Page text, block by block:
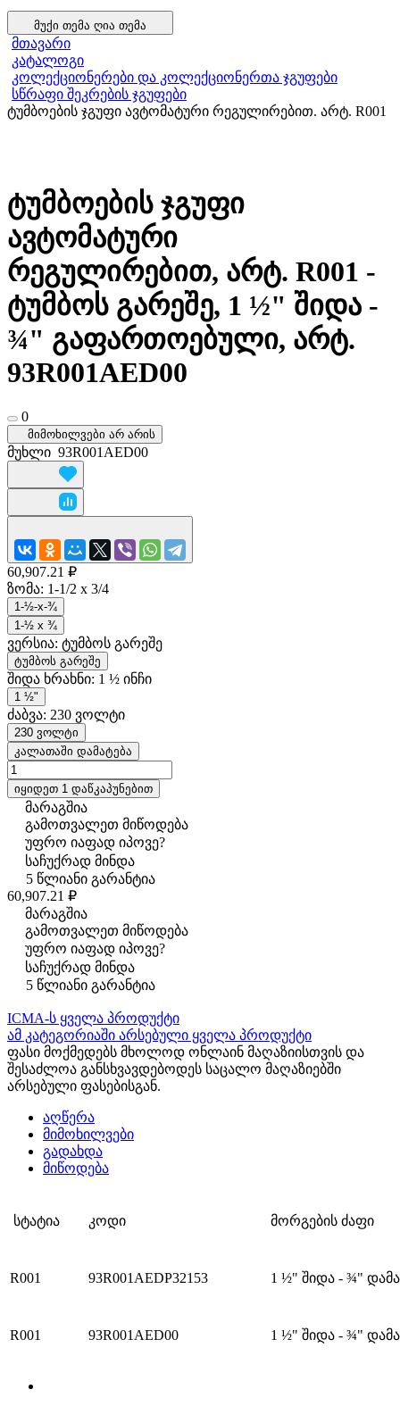
მუქი თემა ღია თემა
მთავარი
კატალოგი
კოლექციონერები და კოლექციონერთა ჯგუფები
სწრაფი შეკრების ჯგუფები
ტუმბოების ჯგუფი ავტომატური რეგულირებით. არტ. R001
ტუმბოების ჯგუფი
ავტომატური
რეგულირებით, არტ. R001 -
ტუმბოს გარეშე, 1 ½" შიდა -
¾" გაფართოებული, არტ.
93R001AED00
0
მიმოხილვები არ არის
მუხლი 93R001AED00
60,907.21 ₽
ზომა: 1-1/2 x 3/4
1-½-x-¾
1-½ x ¾
ვერსია: ტუმბოს გარეშე
ტუმბოს გარეშე
შიდა ხრახნი: 1 ½ ინჩი
1 ½"
ძაბვა: 230 ვოლტი
230 ვოლტი
კალათაში დამატება
იყიდეთ 1 დაწკაპუნებით
მარაგშია
გამოთვალეთ მიწოდება
უფრო იაფად იპოვე?
საჩუქრად მინდა
5 წლიანი გარანტია
60,907.21 ₽
მარაგშია
გამოთვალეთ მიწოდება
უფრო იაფად იპოვე?
საჩუქრად მინდა
5 წლიანი გარანტია
ICMA-ს ყველა პროდუქტი
ამ კატეგორიაში არსებული ყველა პროდუქტი
ფასი მოქმედებს მხოლოდ ონლაინ მაღაზიისთვის და
შესაძლოა განსხვავდებოდეს საცალო მაღაზიებში
არსებული ფასებისგან.
აღწერა
მიმოხილვები
გადახდა
მიწოდება
სტატია კოდი მორგების ძაფი
R001 93R001AEDP32153 1 ½" შიდა - ¾"
R001 93R001AED00 1 ½" შიდა - ¾"